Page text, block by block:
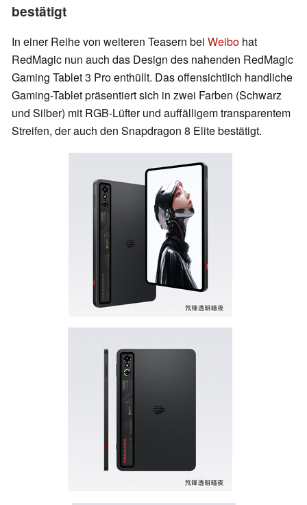
bestätigt
In einer Reihe von weiteren Teasern bei Weibo hat
RedMagic nun auch das Design des nahenden RedMagic
Gaming Tablet 3 Pro enthüllt. Das offensichtlich handliche
Gaming-Tablet präsentiert sich in zwei Farben (Schwarz
und Silber) mit RGB-Lüfter und auffälligem transparentem
Streifen, der auch den Snapdragon 8 Elite bestätigt.